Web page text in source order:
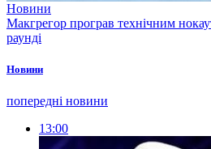
Новини
Макгрегор програв технічним
раунді
Новини
попередні новини
13:00